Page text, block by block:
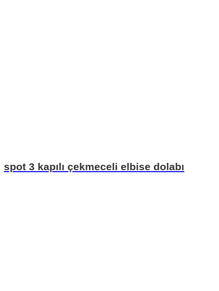
spot 3 kapılı çekmeceli elbise dolabı